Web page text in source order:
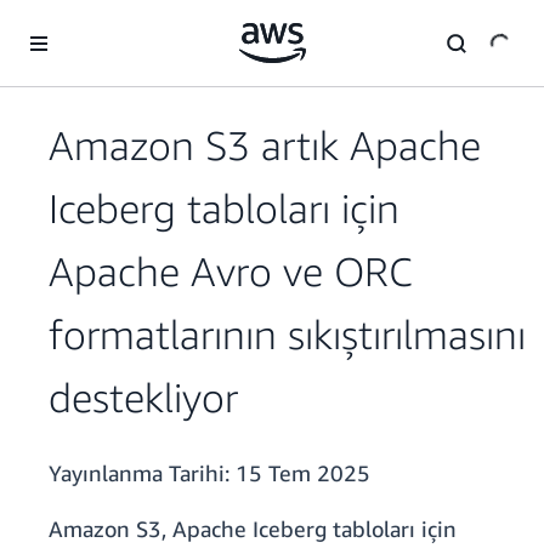
Amazon S3 artık Apache
Iceberg tabloları için
Apache Avro ve ORC
formatlarının sıkıştırılmasını
destekliyor
Yayınlanma Tarihi: 15 Tem 2025
Amazon S3, Apache Iceberg tabloları için